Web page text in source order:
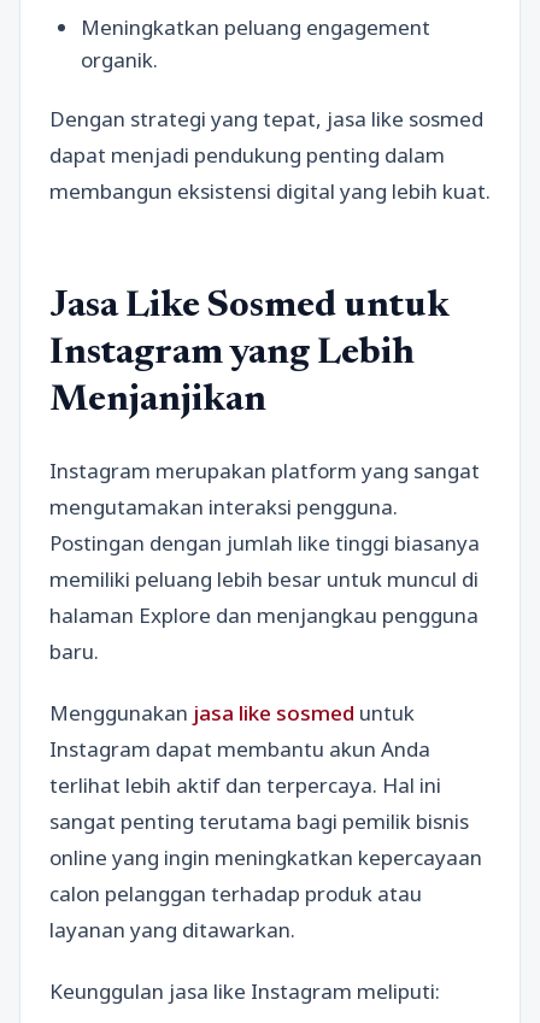
Meningkatkan peluang engagement
organik.
Dengan strategi yang tepat, jasa like sosmed
dapat menjadi pendukung penting dalam
membangun eksistensi digital yang lebih kuat.
Jasa Like Sosmed untuk
Instagram yang Lebih
Menjanjikan
Instagram merupakan platform yang sangat
mengutamakan interaksi pengguna.
Postingan dengan jumlah like tinggi biasanya
memiliki peluang lebih besar untuk muncul di
halaman Explore dan menjangkau pengguna
baru.
Menggunakan jasa like sosmed untuk
Instagram dapat membantu akun Anda
terlihat lebih aktif dan terpercaya. Hal ini
sangat penting terutama bagi pemilik bisnis
online yang ingin meningkatkan kepercayaan
calon pelanggan terhadap produk atau
layanan yang ditawarkan.
Keunggulan jasa like Instagram meliputi: